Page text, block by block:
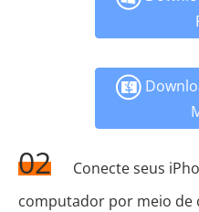
02
Conecte seus
computador por meio de